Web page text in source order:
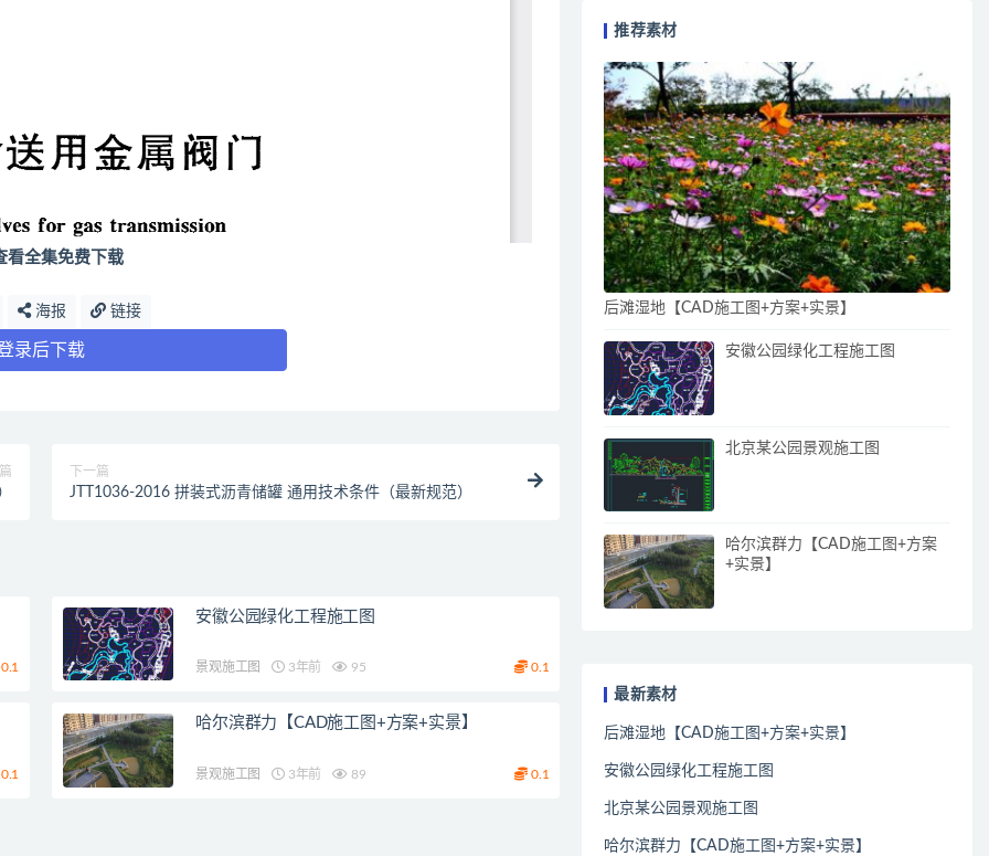
看全集免费下载
海报 链接
录后下载
下一篇
JTT1036-2016 拼装式沥青储罐 通用技术条件（最新规范）
安徽公园绿化工程施工图
景观施工图 3年前 95 0.1
哈尔滨群力【CAD施工图+方案+实景】
景观施工图 3年前 89 0.1
推荐素材
后滩湿地【CAD施工图+方案+实景】
安徽公园绿化工程施工图
北京某公园景观施工图
哈尔滨群力【CAD施工图+方案
+实景】
最新素材
后滩湿地【CAD施工图+方案+实景】
安徽公园绿化工程施工图
北京某公园景观施工图
哈尔滨群力【CAD施工图+方案+实景】